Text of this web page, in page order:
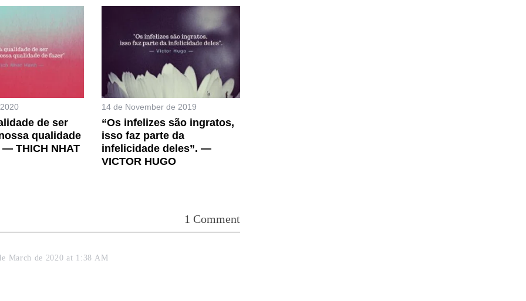
de ser
qualidade
— THICH NHAT
14 de November de 2019
“Os infelizes são ingratos,
isso faz parte da
infelicidade deles”. —
VICTOR HUGO
1 Comment
March de 2020 at 1:38 AM